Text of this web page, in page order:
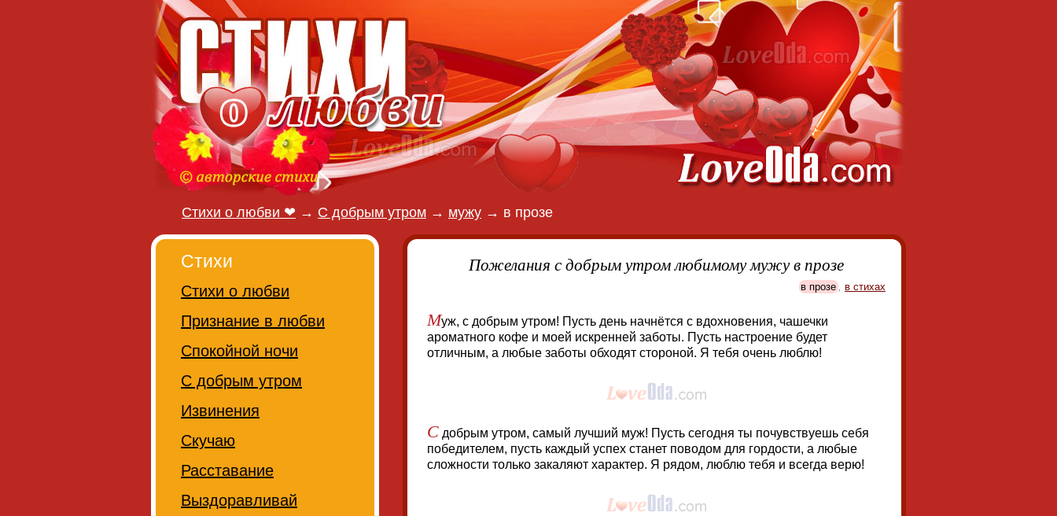
Стихи о любви ❤ → С добрым утром → мужу → в прозе
Пожелания с добрым утром любимому мужу в прозе
в прозе , в стихах
Муж, с добрым утром! Пусть день начнётся с вдохновения, чашечки
ароматного кофе и моей искренней заботы. Пусть настроение будет
отличным, а любые заботы обходят стороной. Я тебя очень люблю!
С добрым утром, самый лучший муж! Пусть сегодня ты почувствуешь себя
победителем, пусть каждый успех станет поводом для гордости, а любые
сложности только закаляют характер. Я рядом, люблю тебя и всегда верю!
Стихи
Стихи о любви
Признание в любви
Спокойной ночи
С добрым утром
Извинения
Скучаю
Расставание
Выздоравливай